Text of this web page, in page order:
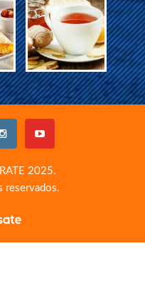
2025.
reservados.